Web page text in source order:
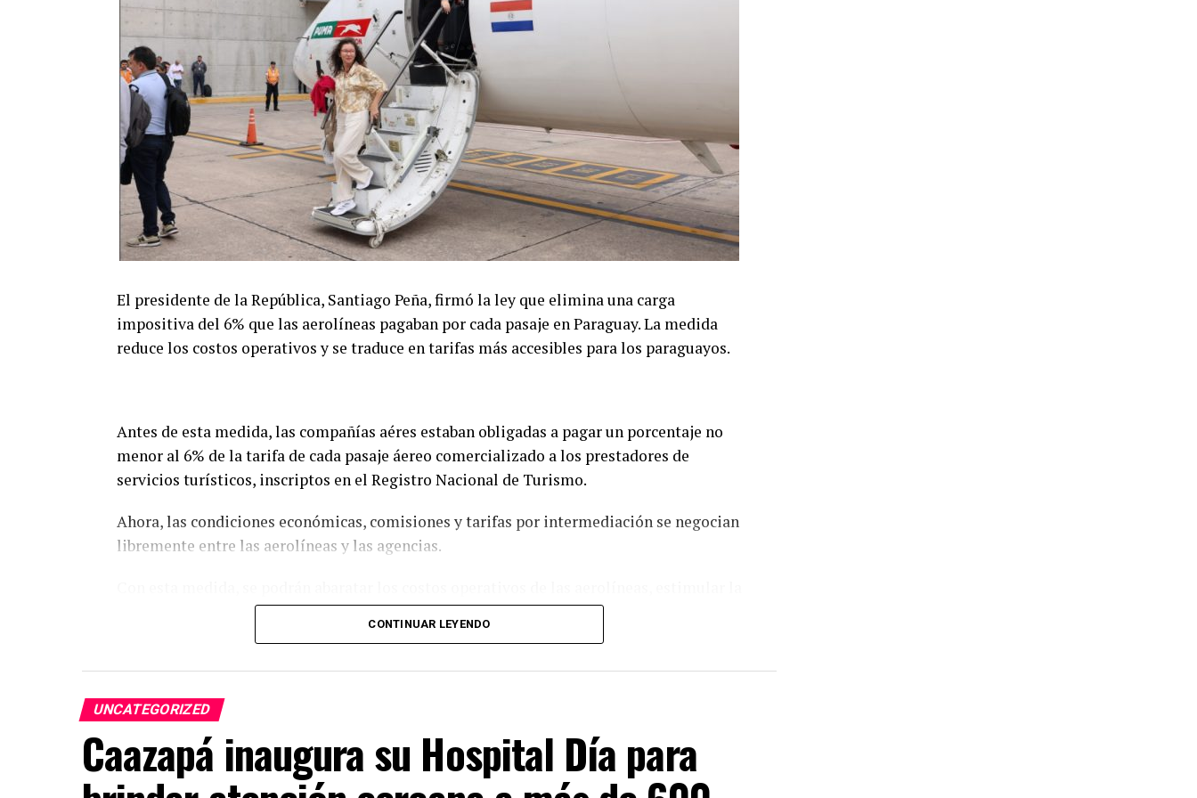
El presidente de la República, Santiago Peña, firmó la ley que elimina una carga
impositiva del 6% que las aerolíneas pagaban por cada pasaje en Paraguay. La medida
reduce los costos operativos y se traduce en tarifas más accesibles para los paraguayos.
Antes de esta medida, las compañías aéres estaban obligadas a pagar un porcentaje no
menor al 6% de la tarifa de cada pasaje áereo comercializado a los prestadores de
servicios turísticos, inscriptos en el Registro Nacional de Turismo.
Ahora, las condiciones económicas, comisiones y tarifas por intermediación se negocian
libremente entre las aerolíneas y las agencias.
llegada de nuevas compañías y, en consecuencia, reducir el precio final de los pasajes
La Presidencia de la República resaltó que, de esta manera, el Gobierno del Paraguay
sigue abriendo puertas para que más compatriotas puedan conectarse con más destinos
del mundo.
CONTINUAR LEYENDO
UNCATEGORIZED
Caazapá inaugura su Hospital Día para